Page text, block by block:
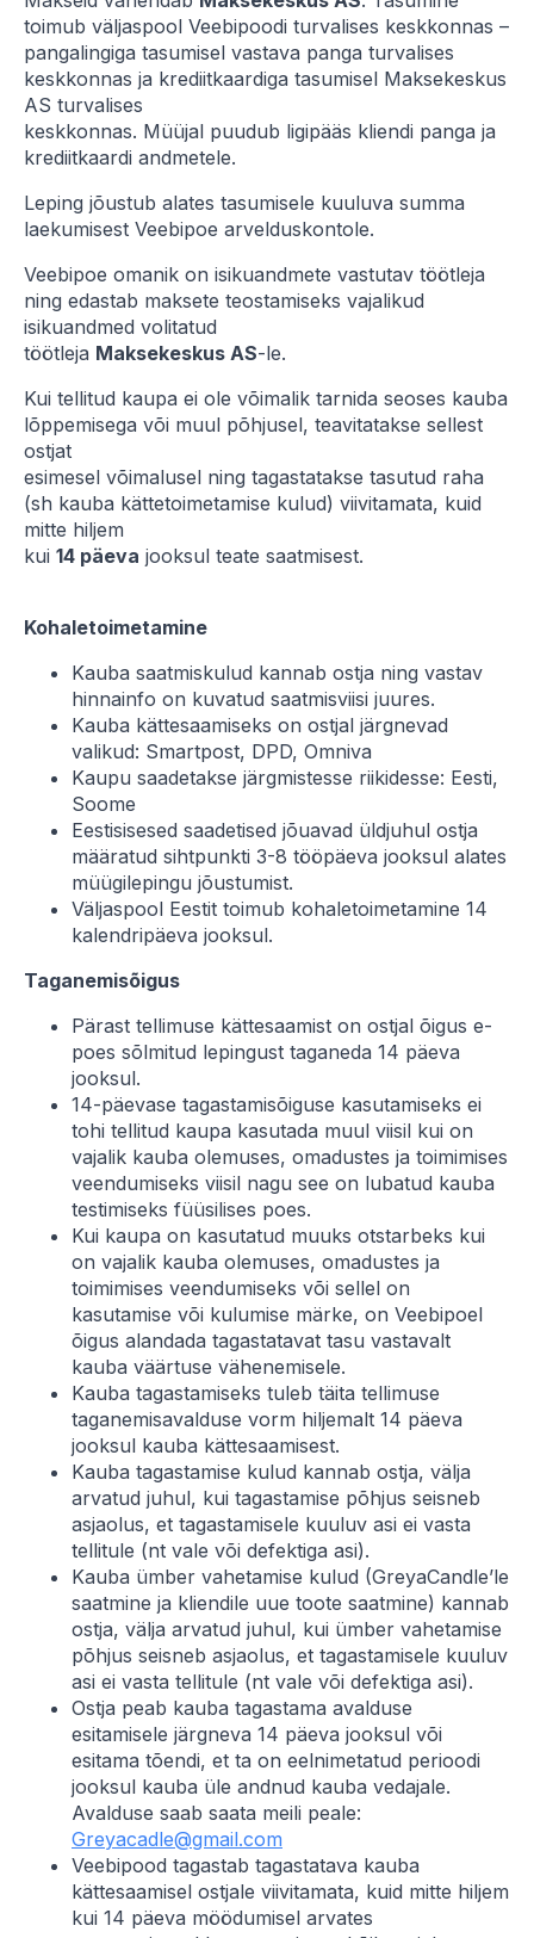
toimub väljaspool Veebipoodi turvalises keskkonnas –
pangalingiga tasumisel vastava panga turvalises
keskkonnas ja krediitkaardiga tasumisel Maksekeskus
AS turvalises
keskkonnas. Müüjal puudub ligipääs kliendi panga ja
krediitkaardi andmetele.
Leping jõustub alates tasumisele kuuluva summa
laekumisest Veebipoe arvelduskontole.
Veebipoe omanik on isikuandmete vastutav töötleja
ning edastab maksete teostamiseks vajalikud
isikuandmed volitatud
töötleja Maksekeskus AS-le.
Kui tellitud kaupa ei ole võimalik tarnida seoses kauba
lõppemisega või muul põhjusel, teavitatakse sellest
ostjat
esimesel võimalusel ning tagastatakse tasutud raha
(sh kauba kättetoimetamise kulud) viivitamata, kuid
mitte hiljem
kui 14 päeva jooksul teate saatmisest.
Kohaletoimetamine
Kauba saatmiskulud kannab ostja ning vastav
hinnainfo on kuvatud saatmisviisi juures.
Kauba kättesaamiseks on ostjal järgnevad
valikud: Smartpost, DPD, Omniva
Kaupu saadetakse järgmistesse riikidesse: Eesti,
Soome
Eestisisesed saadetised jõuavad üldjuhul ostja
määratud sihtpunkti 3-8 tööpäeva jooksul alates
müügilepingu jõustumist.
Väljaspool Eestit toimub kohaletoimetamine 14
kalendripäeva jooksul.
Taganemisõigus
Pärast tellimuse kättesaamist on ostjal õigus e-
poes sõlmitud lepingust taganeda 14 päeva
jooksul.
14-päevase tagastamisõiguse kasutamiseks ei
tohi tellitud kaupa kasutada muul viisil kui on
vajalik kauba olemuses, omadustes ja toimimises
veendumiseks viisil nagu see on lubatud kauba
testimiseks füüsilises poes.
Kui kaupa on kasutatud muuks otstarbeks kui
on vajalik kauba olemuses, omadustes ja
toimimises veendumiseks või sellel on
kasutamise või kulumise märke, on Veebipoel
õigus alandada tagastatavat tasu vastavalt
kauba väärtuse vähenemisele.
Kauba tagastamiseks tuleb täita tellimuse
taganemisavalduse vorm hiljemalt 14 päeva
jooksul kauba kättesaamisest.
Kauba tagastamise kulud kannab ostja, välja
arvatud juhul, kui tagastamise põhjus seisneb
asjaolus, et tagastamisele kuuluv asi ei vasta
tellitule (nt vale või defektiga asi).
Kauba ümber vahetamise kulud (GreyaCandle’le
saatmine ja kliendile uue toote saatmine) kannab
ostja, välja arvatud juhul, kui ümber vahetamise
põhjus seisneb asjaolus, et tagastamisele kuuluv
asi ei vasta tellitule (nt vale või defektiga asi).
Ostja peab kauba tagastama avalduse
esitamisele järgneva 14 päeva jooksul või
esitama tõendi, et ta on eelnimetatud perioodi
jooksul kauba üle andnud kauba vedajale.
Avalduse saab saata meili peale:
Greyacadle@gmail.com
Veebipood tagastab tagastatava kauba
kättesaamisel ostjale viivitamata, kuid mitte hiljem
kui 14 päeva möödumisel arvates